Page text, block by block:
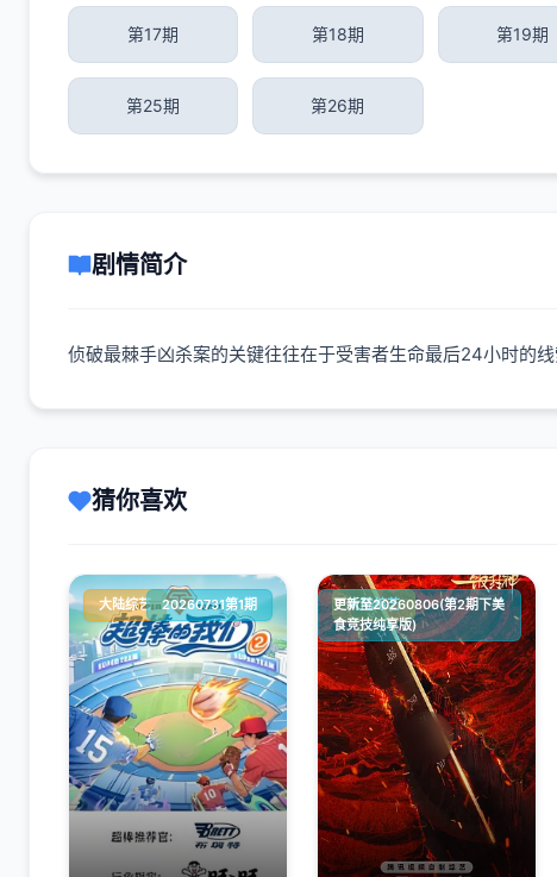
第17期 第18期 第19期
第25期 第26期
剧情简介
侦破最棘手凶杀案的关键往往在于受害者生命最后24小时的
猜你喜欢
大陆综艺 20260731第1期 大陆综艺
更新至20260806(第2期下美
食竞技纯享版)